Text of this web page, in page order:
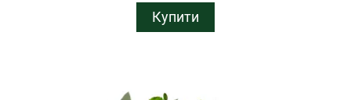
Купити